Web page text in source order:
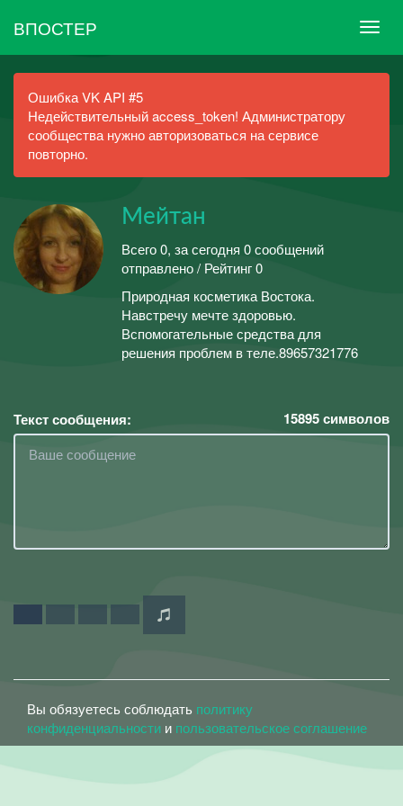
ВПОСТЕР
Ошибка VK API #5
Недействительный access_token! Администратору
сообщества нужно авторизоваться на сервисе
повторно.
Мейтан
Всего 0, за сегодня 0 сообщений
отправлено / Рейтинг 0
Природная косметика Востока.
Навстречу мечте здоровью.
Вспомогательные средства для
решения проблем в теле.89657321776
Текст сообщения: 15895символов
Вы обязуетесь соблюдать политику
конфиденциальности и пользовательское соглашение